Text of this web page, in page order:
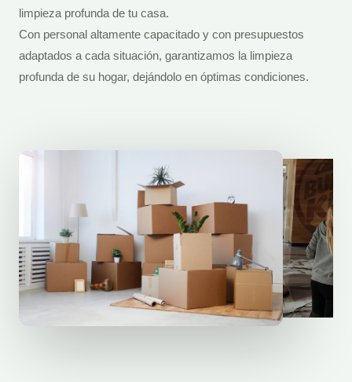
limpieza profunda de tu casa.
Con personal altamente capacitado y con presupuestos
adaptados a cada situación, garantizamos la limpieza
profunda de su hogar, dejándolo en óptimas condiciones.